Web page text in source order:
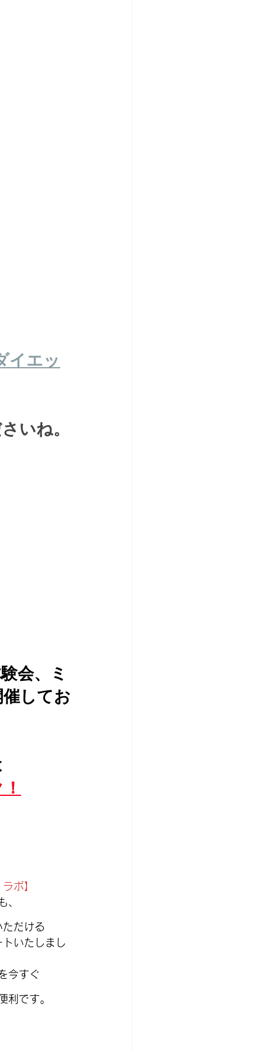
イエッ
いね。
会、ミ
してお
ボ】
、
だける
いたしまし
今すぐ
利です。